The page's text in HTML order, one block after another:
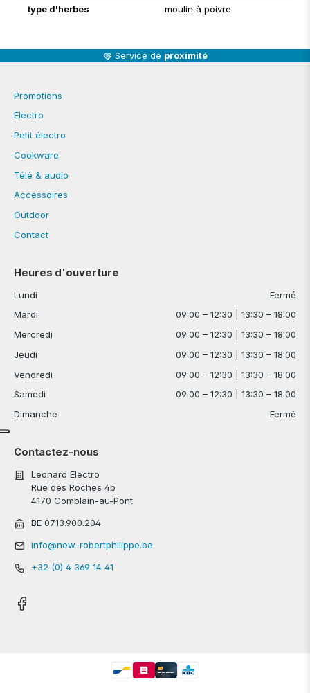
type d'herbes moulin à poivre
Service de proximité
Promotions
Electro
Petit électro
Cookware
Télé & audio
Accessoires
Outdoor
Contact
Heures d'ouverture
Lundi
Fermé
Mardi
09:00 – 12:30 | 13:30 – 18:00
Mercredi
09:00 – 12:30 | 13:30 – 18:00
Jeudi
09:00 – 12:30 | 13:30 – 18:00
Vendredi
09:00 – 12:30 | 13:30 – 18:00
Samedi
09:00 – 12:30 | 13:30 – 18:00
Dimanche
Fermé
Contactez-nous
Leonard Electro
Rue des Roches 4b
4170 Comblain-au-Pont
BE 0713.900.204
info@new-robertphilippe.be
+32 (0) 4 369 14 41